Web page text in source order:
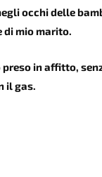
occhi delle
mio marito.
in affitto,
il gas.